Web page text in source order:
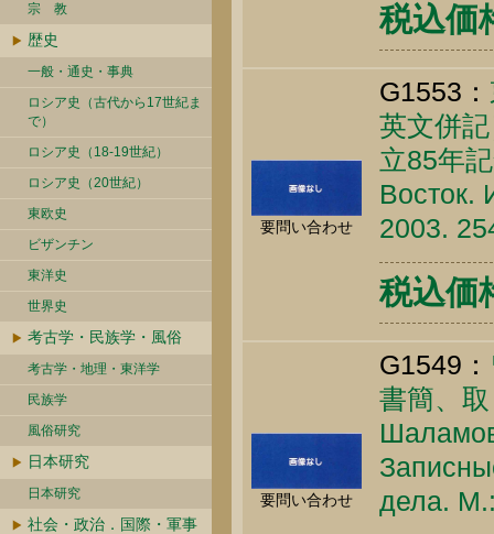
宗 教
歴史
一般・通史・事典
ロシア史（古代から17世紀ま
で）
ロシア史（18-19世紀）
ロシア史（20世紀）
東欧史
ビザンチン
東洋史
世界史
考古学・民族学・風俗
考古学・地理・東洋学
民族学
風俗研究
日本研究
日本研究
社会・政治．国際・軍事
税込価
要問い合わせ
G1553：
英文併
立85年
Восток.
2003.
税込価
要問い合わせ
G1549：
書簡、
дела.